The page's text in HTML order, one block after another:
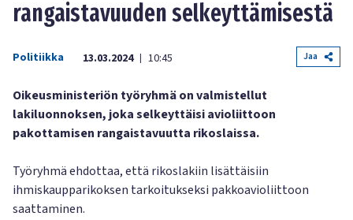
rangaistavuuden selkeyttämisestä
Politiikka 13.03.2024 | 10:45 Jaa
Oikeusministeriön työryhmä on valmistellut
lakiluonnoksen, joka selkeyttäisi avioliittoon
pakottamisen rangaistavuutta rikoslaissa.
Työryhmä ehdottaa, että rikoslakiin lisättäisiin
ihmiskaupparikoksen tarkoitukseksi pakkoavioliittoon
saattaminen.